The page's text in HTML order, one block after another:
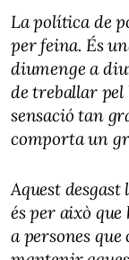
La política de
per feina. És
diumenge a
de treballar pel
sensació tan
comporta un
Aquest
és per això
a persones